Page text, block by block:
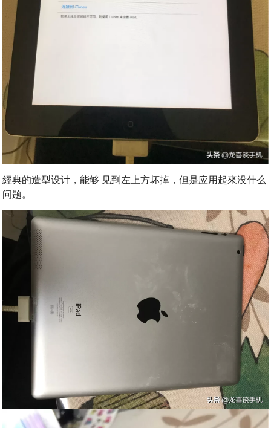
經典的造型设计，能够 见到左上方坏掉，但是应用起來没什么
问题。